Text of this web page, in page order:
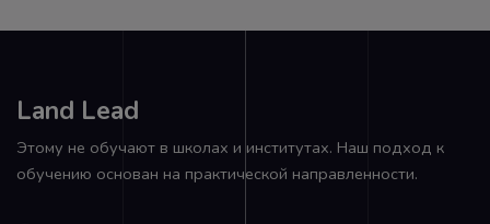
Land Lead
Этому не обучают в школах и институтах. Наш подход к
обучению основан на практической направленности.